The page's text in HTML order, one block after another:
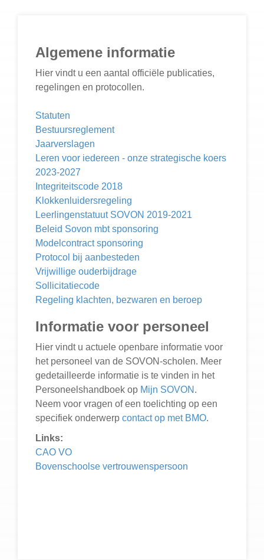
Algemene informatie
Hier vindt u een aantal officiële publicaties,
regelingen en protocollen.
Statuten
Bestuursreglement
Jaarverslagen
Leren voor iedereen - onze strategische koers
2023-2027
Integriteitscode 2018
Klokkenluidersregeling
Leerlingenstatuut SOVON 2019-2021
Beleid Sovon mbt sponsoring
Modelcontract sponsoring
Protocol bij aanbesteden
Vrijwillige ouderbijdrage
Sollicitatiecode
Regeling klachten, bezwaren en beroep
Informatie voor personeel
Hier vindt u actuele openbare informatie voor
het personeel van de SOVON-scholen. Meer
gedetailleerde informatie is te vinden in het
Personeelshandboek op Mijn SOVON .
Neem voor vragen of een toelichting op een
specifiek onderwerp contact op met BMO.
Links:
CAO VO
Bovenschoolse vertrouwenspersoon